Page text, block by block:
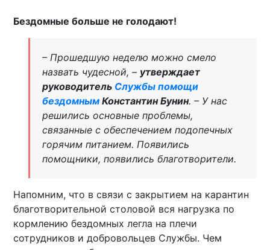
Бездомные больше не голодают!
– Прошедшую неделю можно смело
назвать чудесной, – утверждает
руководитель Службы помощи
бездомнымКонстантин Бунин. – У нас
решились основные проблемы,
связанные с обеспечением подопечных
горячим питанием. Появились
помощники, появились благотворители.
Напомним, что в связи с закрытием на карантин
благотворительной столовой вся нагрузка по
кормлению бездомных легла на плечи
сотрудников и добровольцев Службы. Чем